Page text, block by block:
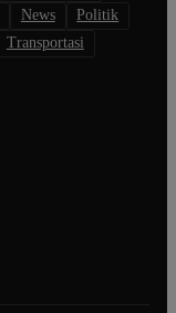
News
Politik
Transportasi